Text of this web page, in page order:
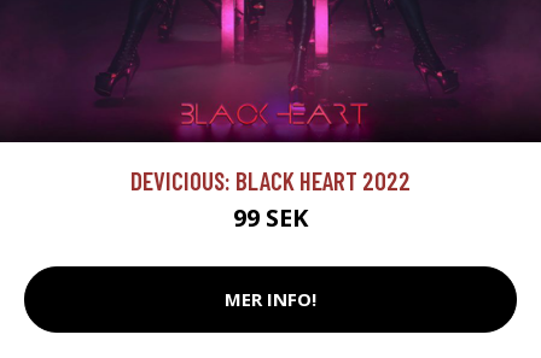
DEVICIOUS: BLACK HEART 2022
99 SEK
MER INFO!